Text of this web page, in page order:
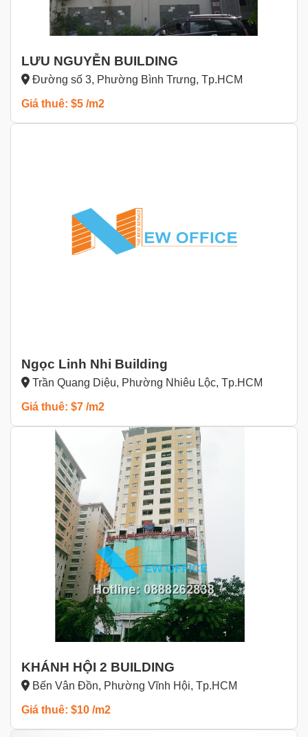
LƯU NGUYỄN BUILDING
Đường số 3, Phường Bình Trưng, Tp.HCM
Giá thuê: $5 /m2
Ngọc Linh Nhi Building
Trần Quang Diệu, Phường Nhiêu Lộc, Tp.HCM
Giá thuê: $7 /m2
KHÁNH HỘI 2 BUILDING
Bến Vân Đồn, Phường Vĩnh Hội, Tp.HCM
Giá thuê: $10 /m2